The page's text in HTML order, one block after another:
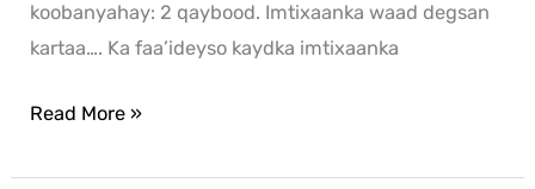
koobanyahay: 2 qaybood. Imtixaanka waad degsan
kartaa…. Ka faa’ideyso kaydka imtixaanka
Read More »